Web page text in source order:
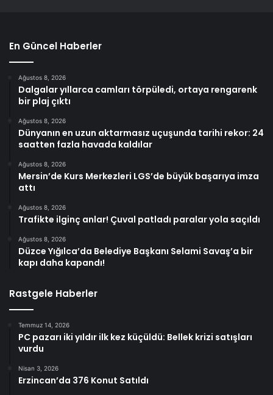
En Güncel Haberler
Ağustos 8, 2026
Dalgalar yıllarca camları törpüledi, ortaya rengarenk
bir plaj çıktı
Ağustos 8, 2026
Dünyanın en uzun aktarmasız uçuşunda tarihi rekor: 24
saatten fazla havada kaldılar
Ağustos 8, 2026
Mersin’de Kurs Merkezleri LGS’de büyük başarıya imza
attı
Ağustos 8, 2026
Trafikte ilginç anlar! Çuval patladı paralar yola saçıldı
Ağustos 8, 2026
Düzce Yığılca’da Belediye Başkanı Selami Savaş’a bir
kapı daha kapandı!
Rastgele Haberler
Temmuz 14, 2026
PC pazarı iki yıldır ilk kez küçüldü: Bellek krizi satışları
vurdu
Nisan 3, 2026
Erzincan’da 376 Konut Satıldı